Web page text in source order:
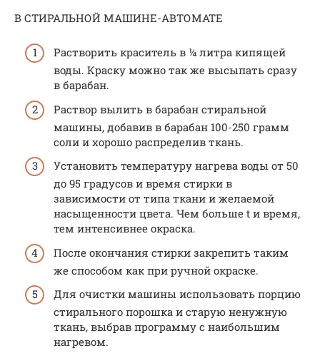
В СТИРАЛЬНОЙ МАШИНЕ-АВТОМАТЕ
Растворить краситель в ¼ литра кипящей
воды. Краску можно так же высыпать сразу
в барабан.
Раствор вылить в барабан стиральной
машины, добавив в барабан 100-250 грамм
соли и хорошо распределив ткань.
Установить температуру нагрева воды от 50
до 95 градусов и время стирки в
зависимости от типа ткани и желаемой
насыщенности цвета. Чем больше t и время,
тем интенсивнее окраска.
После окончания стирки закрепить таким
же способом как при ручной окраске.
Для очистки машины использовать порцию
стирального порошка и старую ненужную
ткань, выбрав программу с наибольшим
нагревом.